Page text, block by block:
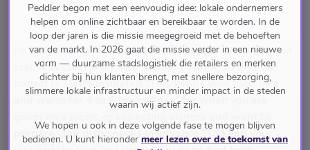
Omschrijving
he Galaxy hotpot (warm holder) is made of plastic and
stainless steel and has a double bottom, so that the
hotpot is 100% insulated.?This keeps your food nice
and warm for 4 to 6 hours.?Ideal for when you are
prepare your dish/snacks in advance.?To keep your
Peddler begon met een eenvoudig idee: lokale ondernemers
helpen om online zichtbaar en bereikbaar te worden. In de
loop der jaren is die missie meegegroeid met de behoeften
van de markt. In 2026 gaat die missie verder in een nieuwe
vorm — duurzame stadslogistiek die retailers en merken
dichter bij hun klanten brengt, met snellere bezorging,
slimmere lokale infrastructuur en minder impact in de steden
waarin wij actief zijn.
We hopen u ook in deze volgende fase te mogen blijven
bedienen. U kunt hieronder meer lezen over de toekomst van